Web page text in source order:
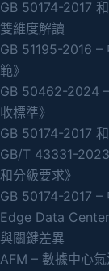
GB 50174-2017
雙維度解讀
GB 51195-2016 –
範》
GB 50462-2024
收標準》
GB 50174-2017
GB/T 43331-
和分級要求》
GB 50174-2017 –
Edge Data
與關鍵差異
AFM – 數據中心